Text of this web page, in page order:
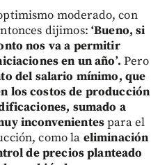
moderado, con
dijimos: ‘Bueno, si
nos va a permitir
en un año’.Pero
del salario mínimo, que
los costos de producción
sumado a
inconvenientespara el
como la eliminación
de precios planteado